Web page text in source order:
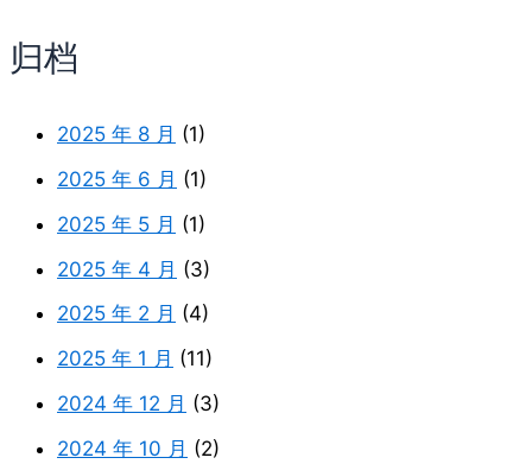
归档
2025 年 8 月 (1)
2025 年 6 月 (1)
2025 年 5 月 (1)
2025 年 4 月 (3)
2025 年 2 月 (4)
2025 年 1 月 (11)
2024 年 12 月 (3)
2024 年 10 月 (2)